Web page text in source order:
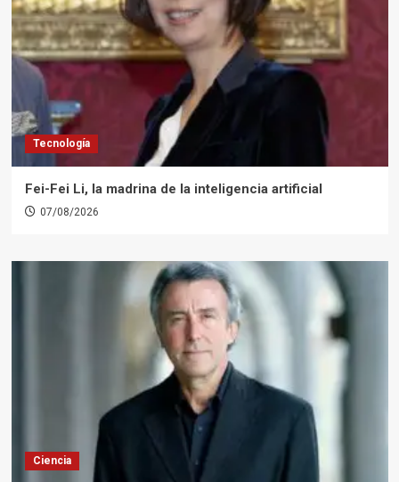
Tecnología
Fei-Fei Li, la madrina de la inteligencia artificial
07/08/2026
Ciencia